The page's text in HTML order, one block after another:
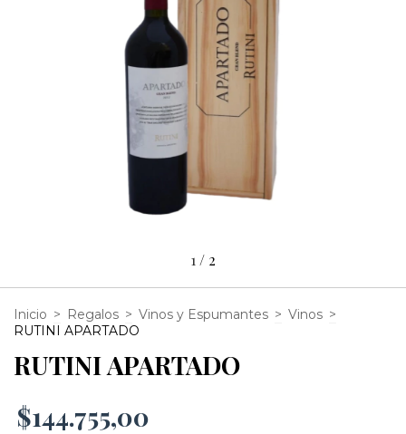
1 / 2
Inicio > Regalos > Vinos y Espumantes > Vinos >
RUTINI APARTADO
RUTINI APARTADO
$144.755,00